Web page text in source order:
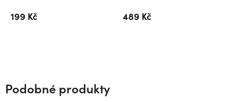
5
199 Kč
5
489 Kč
Podobné produkty